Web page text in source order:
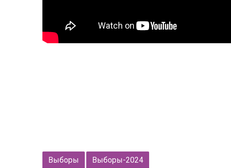
Выборы Выборы-2024